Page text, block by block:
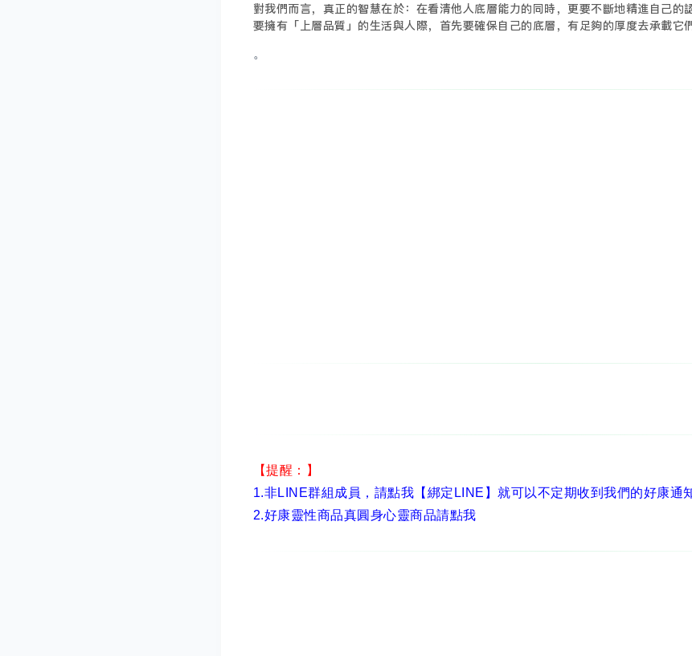
對我們而言，真正的智慧在於：在看清他人底層能力的同時，更要不斷地精進自己的
要擁有「上層品質」的生活與人際，首先要確保自己的底層，有足夠的厚度去承載它
。
【提醒：】
1.非LINE群組成員， 請點我【綁定LINE】 就可以不定期收到我們的好康通
2.好康靈性商品真圓身心靈商品請點我